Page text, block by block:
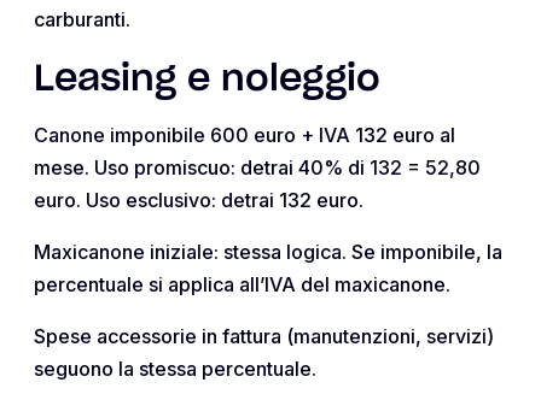
carburanti.
Leasing e noleggio
Canone imponibile 600 euro + IVA 132 euro al
mese. Uso promiscuo: detrai 40% di 132 = 52,80
euro. Uso esclusivo: detrai 132 euro.
Maxicanone iniziale: stessa logica. Se imponibile, la
percentuale si applica all’IVA del maxicanone.
Spese accessorie in fattura (manutenzioni, servizi)
seguono la stessa percentuale.